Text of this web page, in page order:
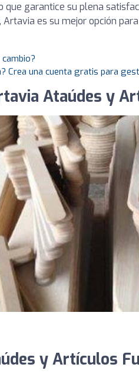
que garantice su plena
es su mejor opción
Crea una cuenta gratis para
Ataúdes y
y Artículos